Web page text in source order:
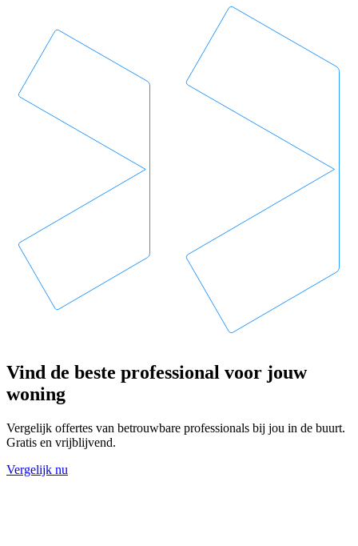
Vind de beste professional voor jouw
woning
Vergelijk offertes van betrouwbare professionals bij jou in de buurt.
Gratis en vrijblijvend.
Vergelijk nu